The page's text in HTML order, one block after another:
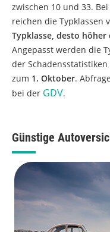
zwischen 10 und 33.
reichen die Typklassen
Typklasse, desto höher
Angepasst werden die
der
zum 1. Oktober.
bei der GDV.
Günstige